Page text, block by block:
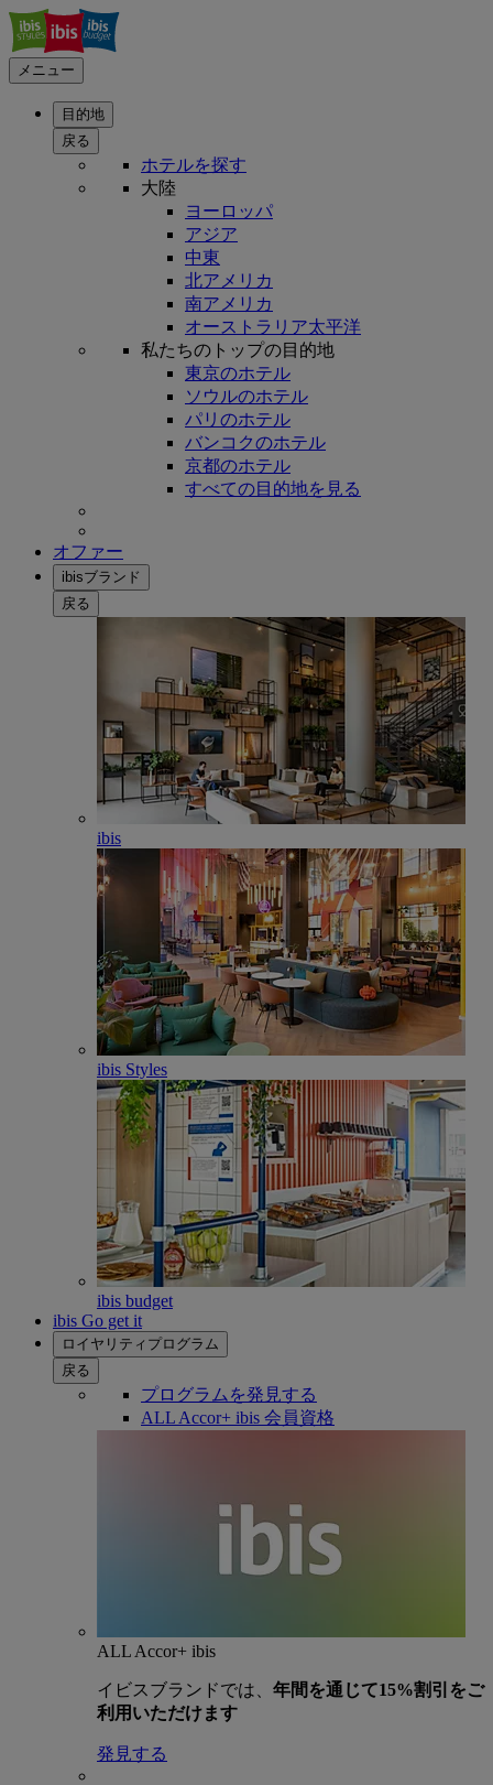
メニュー
目的地
戻る
ホテルを探す
大陸
ヨーロッパ
アジア
中東
北アメリカ
南アメリカ
オーストラリア太平洋
私たちのトップの目的地
東京のホテル
ソウルのホテル
パリのホテル
バンコクのホテル
京都のホテル
すべての目的地を見る
オファー
ibisブランド
戻る
ibis
ibis Styles
ibis budget
ibis Go get it
ロイヤリティプログラム
戻る
プログラムを発見する
ALL Accor+ ibis 会員資格
ALL Accor+ ibis
イビスブランドでは、 年間を通じて15%割引をご
利用いただけます
発見する